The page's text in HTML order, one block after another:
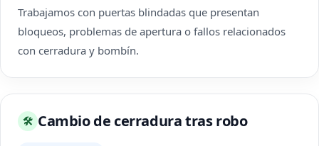
Trabajamos con puertas blindadas que presentan
bloqueos, problemas de apertura o fallos relacionados
con cerradura y bombín.
🛠 Cambio de cerradura tras robo